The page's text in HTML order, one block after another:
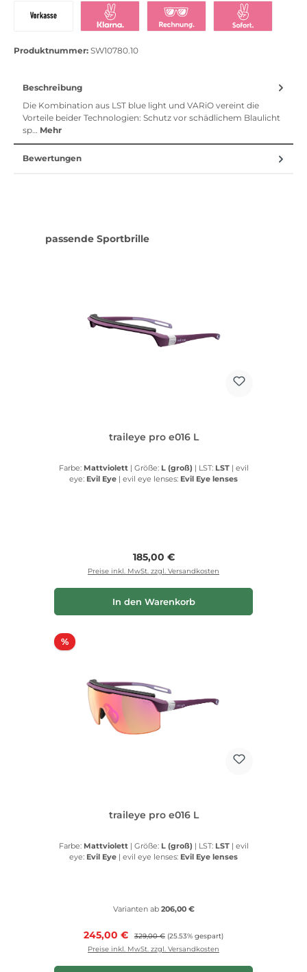
Produktnummer: SW10780.10
Beschreibung
Die Kombination aus LST blue light und VARiO vereint die
Vorteile beider Technologien: Schutz vor schädlichem Blaulicht
sp… Mehr
Bewertungen
Produktgalerie überspringen
passende Sportbrille
traileye pro e016 L
Farbe: Mattviolett | Größe: L (groß) | LST: LST |
eye: Evil Eye | evil eye lenses: Evil Eye lenses
Regulärer Preis:
185,00 €
Preise inkl. MwSt. zzgl. Versandkosten
In den Warenkorb
%Rabatt
traileye pro e016 L
Farbe: Mattviolett | Größe: L (groß) | LST: LST |
eye: Evil Eye | evil eye lenses: Evil Eye lenses
Varianten ab206,00 €
Verkaufspreis:
245,00 € Regulärer Preis:
329,00 € (25.53% gespart)
Preise inkl. MwSt. zzgl. Versandkosten